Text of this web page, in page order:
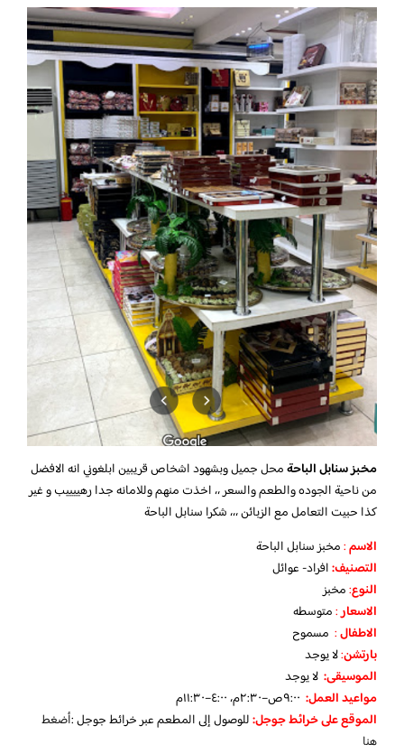
مخبز سنابل الباحةمحل جميل وبشهود اشخاص قريبين ابلغوني انه الافضل
من ناحية الجوده والطعم والسعر ،، اخذت منهم وللامانه جدا رهييييب و غير
كذا حبيت التعامل مع الزبائن ،،، شكرا سنابل الباحة
الاسم:مخبز سنابل الباحة
التصنيف:افراد- عوائل
النوع:مخبز
الاسعار:متوسطه
الاطفال: مسموح
بارتشن:لا يوجد
الموسيقى: لا يوجد
مواعيد العمل:
الموقع على خرائط جوجل:للوصول إلى المطعم عبر خرائط جوجل :أضغط
هنا